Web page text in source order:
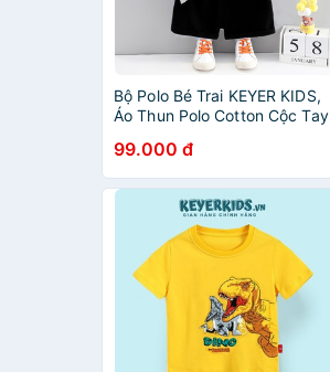
Bộ Polo Bé Trai KEYER KIDS,
Áo Thun Polo Cotton Cộc Tay
Thỏ Dễ Thương SZ62
99.000 đ